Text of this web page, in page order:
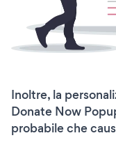
Inoltre, la
Donate Now
probabile che